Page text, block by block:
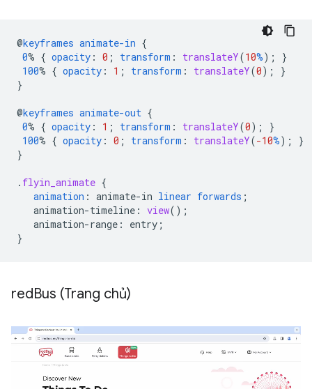
@keyframes animate-in {
0% { opacity : 0 ; transform : translateY(10%);
}
100% { opacity : 1 ; transform : translateY(0);
}
}
@keyframes animate-out {
0% { opacity : 1 ; transform : translateY(0);
}
100% { opacity : 0 ; transform : translateY(-10%);
}
}
. flyin_animate {
animation : animate-in linear forwards ;
animation-timeline : view();
animation-range : entry ;
}
redBus (Trang chủ)